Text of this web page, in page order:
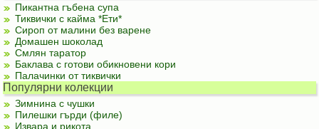
Пикантна гъбена супа
Тиквички с кайма *Ети*
Сироп от малини без варене
Домашен шоколад
Смлян таратор
Баклава с готови обикновени кори
Палачинки от тиквички
Популярни колекции
Зимнина с чушки
Пилешки гърди (филе)
Извара и рикота